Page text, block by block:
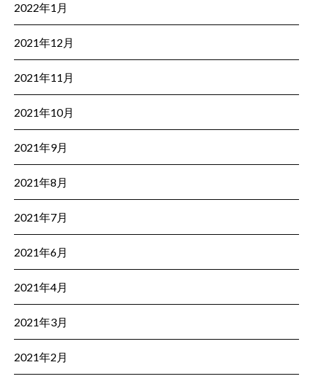
2022年1月
2021年12月
2021年11月
2021年10月
2021年9月
2021年8月
2021年7月
2021年6月
2021年4月
2021年3月
2021年2月